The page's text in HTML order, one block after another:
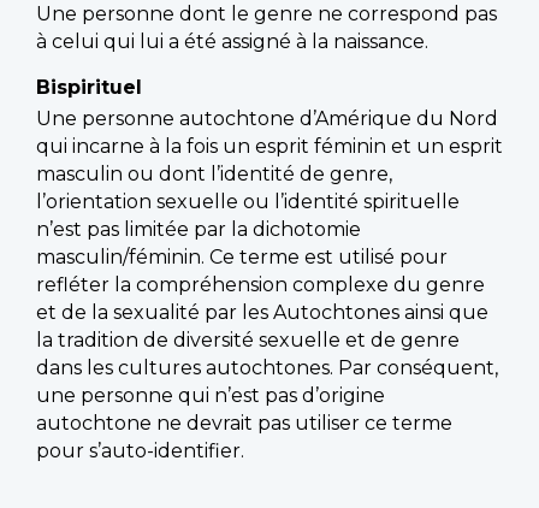
Une personne dont le genre ne correspond pas
à celui qui lui a été assigné à la naissance.
Bispirituel
Une personne autochtone d’Amérique du Nord
qui incarne à la fois un esprit féminin et un esprit
masculin ou dont l’identité de genre,
l’orientation sexuelle ou l’identité spirituelle
n’est pas limitée par la dichotomie
masculin/féminin. Ce terme est utilisé pour
refléter la compréhension complexe du genre
et de la sexualité par les Autochtones ainsi que
la tradition de diversité sexuelle et de genre
dans les cultures autochtones. Par conséquent,
une personne qui n’est pas d’origine
autochtone ne devrait pas utiliser ce terme
pour s’auto-identifier.